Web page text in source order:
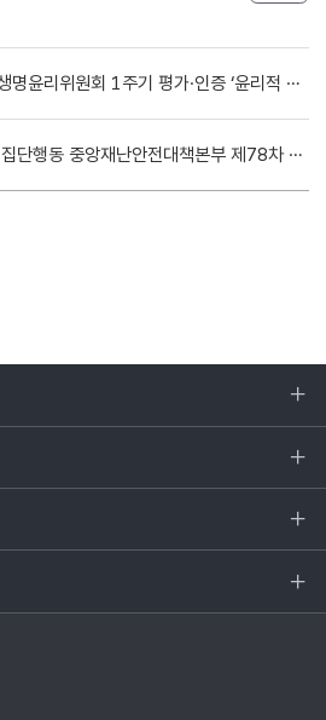
기관생명윤리위원회 1주기 평가·인증 ‘윤리적 연구 환경 조성’ 성공적 마무리
의사 집단행동 중앙재난안전대책본부 제78차 회의 개최